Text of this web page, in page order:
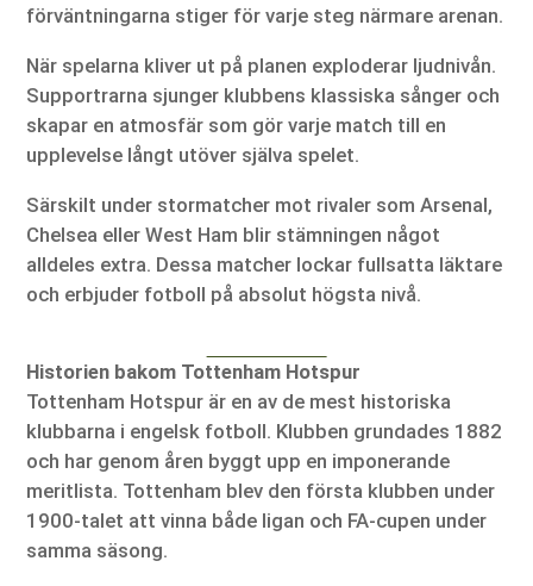
förväntningarna stiger för varje steg närmare arenan.
När spelarna kliver ut på planen exploderar ljudnivån.
Supportrarna sjunger klubbens klassiska sånger och
skapar en atmosfär som gör varje match till en
upplevelse långt utöver själva spelet.
Särskilt under stormatcher mot rivaler som Arsenal,
Chelsea eller West Ham blir stämningen något
alldeles extra. Dessa matcher lockar fullsatta läktare
och erbjuder fotboll på absolut högsta nivå.
Historien bakom Tottenham Hotspur
Tottenham Hotspur är en av de mest historiska
klubbarna i engelsk fotboll. Klubben grundades 1882
och har genom åren byggt upp en imponerande
meritlista. Tottenham blev den första klubben under
1900-talet att vinna både ligan och FA-cupen under
samma säsong.